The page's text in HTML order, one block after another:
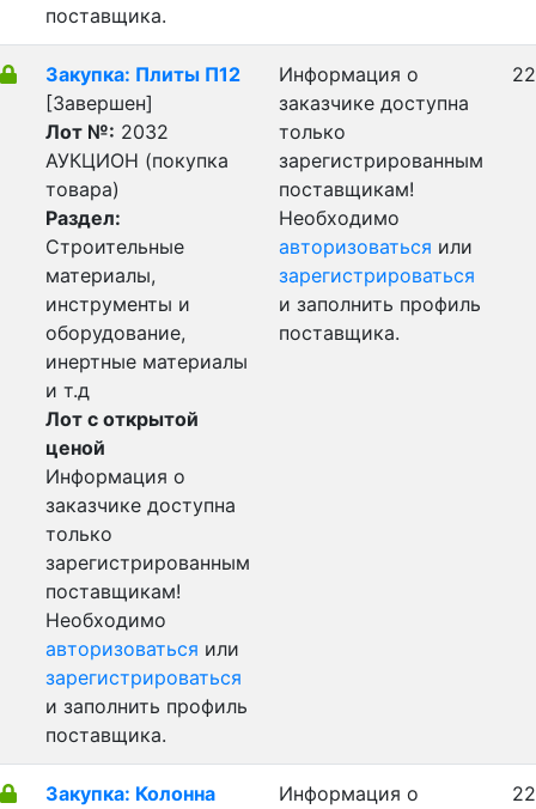
поставщика.
Закупка: Плиты П12
[Завершен]
Лот №: 2032
АУКЦИОН (покупка
товара)
Раздел:
Строительные
материалы,
инструменты и
оборудование,
инертные материалы
и т.д
Лот с открытой
ценой
Информация о
заказчике доступна
только
зарегистрированным
поставщикам!
Необходимо
авторизоваться или
зарегистрироваться
и заполнить профиль
поставщика.
Информация о
заказчике доступна
только
зарегистрированным
поставщикам!
Необходимо
авторизоваться или
зарегистрироваться
и заполнить профиль
поставщика.
Закупка: Колонна
Информация о